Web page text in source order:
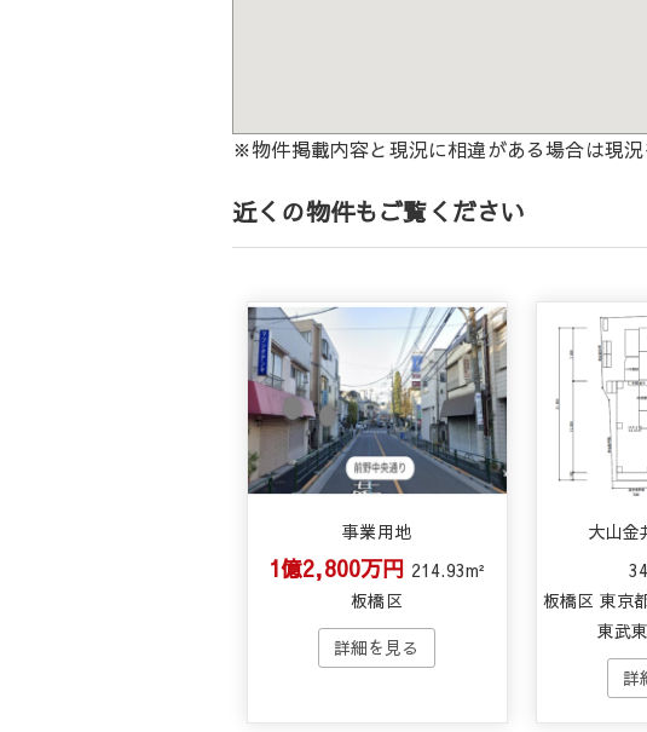
※物件掲載内容と現況に相違がある場合は現況
近くの物件もご覧ください
事業用地
1億2,800万円 214.93m²
板橋区
大山金
板橋区 東京
東武